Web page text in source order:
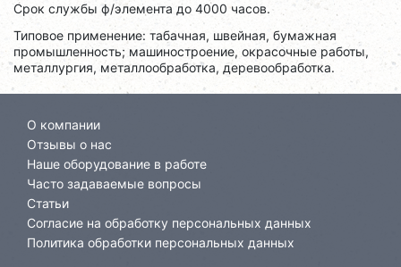
Срок службы ф/элемента до 4000 часов.
Типовое применение: табачная, швейная, бумажная
промышленность; машиностроение, окрасочные работы,
металлургия, металлообработка, деревообработка.
О компании
Отзывы о нас
Наше оборудование в работе
Часто задаваемые вопросы
Статьи
Согласие на обработку персональных данных
Политика обработки персональных данных